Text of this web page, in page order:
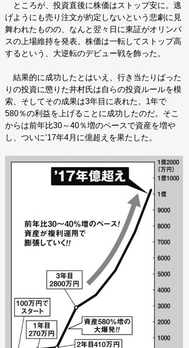
ところが、投資直後に株価はストップ安に。逃
げようにも売り注文が約定しないという悲劇に見
舞われたものの、なんと翌々日に東証がオリンパ
スの上場維持を発表。株価は一転してストップ高
するという、大逆転のデビュー戦を飾った。
結果的に成功したとはいえ、行き当たりばった
りの投資に懲りた井村氏は自らの投資ルールを模
索、そしてその成果は3年目に表れた。1年で
580％の利益を上げることに成功したのだ。そこ
からは前年比30～40％増のペースで資産を増や
し、ついに’17年4月に億超えを果たした。